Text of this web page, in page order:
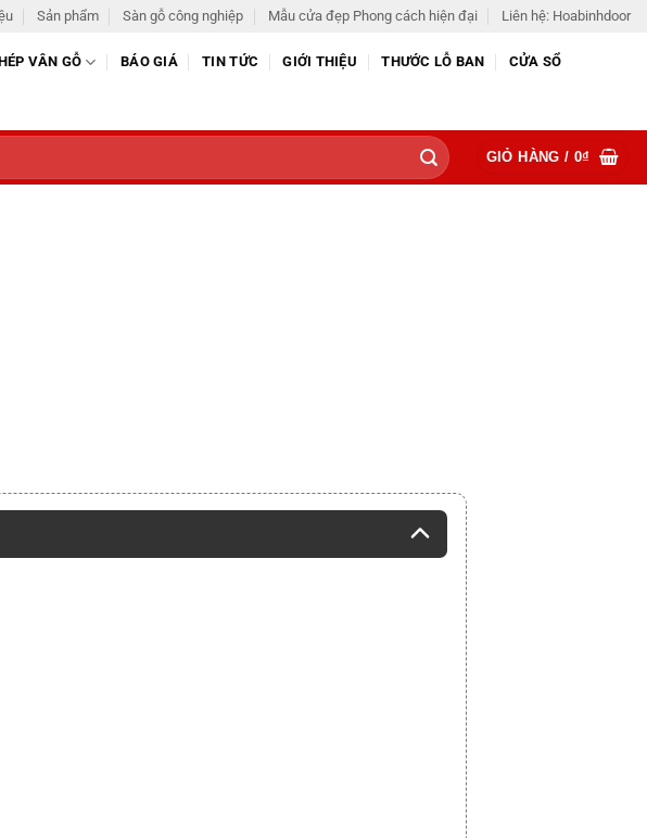
Sản phẩm Sàn gỗ công nghiệp Mẫu cửa đẹp Phong cách hiện đại Liên hệ: Hoabinhdoor
VÂN GỖ BÁO GIÁ TIN TỨC GIỚI THIỆU THƯỚC LỖ BAN CỬA SỔ
GIỎ HÀNG / 0₫